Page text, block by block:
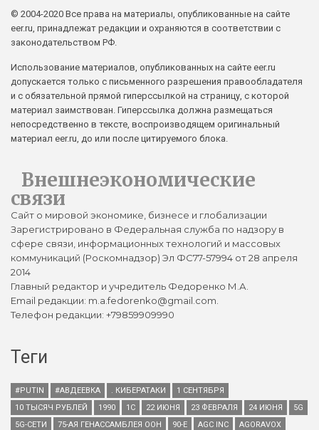
© 2004-2020 Все права на материалы, опубликованные на сайте
eer.ru, принадлежат редакции и охраняются в соответствии с
законодательством РФ.
Использование материалов, опубликованных на сайте eer.ru
допускается только с письменного разрешения правообладателя
и с обязательной прямой гиперссылкой на страницу, с которой
материал заимствован. Гиперссылка должна размещаться
непосредственно в тексте, воспроизводящем оригинальный
материал eer.ru, до или после цитируемого блока.
Внешнеэкономические
связи
Сайт о мировой экономике, бизнесе и глобализации
Зарегистрировано в Федеральная служба по надзору в
сфере связи, информационных технологий и массовых
коммуникаций (Роскомнадзор) Эл ФС77-57994 от 28 апреля
2014
Главный редактор и учредитель Федоренко М.А.
Email редакции: m.a.fedorenko@gmail.com.
Телефон редакции: +79859909990
Теги
#PUTIN #АВДЕЕВКА . КИБЕРАТАКИ
1 СЕНТЯБРЯ
10 ТЫСЯЧ РУБЛЕЙ
1990 1С 22 ИЮНЯ 23 ФЕВРАЛЯ 24 ИЮНЯ
5G
5G-СЕТИ
75-АЯ ГЕНАССАМБЛЕЯ ООН 90-Е AGC INC
AGORAVOX